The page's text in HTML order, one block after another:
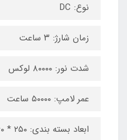
نوع: DC
زمان شارژ: ۳ ساعت
شدت نور: ۸۰۰۰۰ لوکس
عمر لامپ: ۵۰۰۰۰ ساعت
ابعاد بسته بندی: ۲۵۰ * ۱۶۰ * ۲۴۰ میلی متر